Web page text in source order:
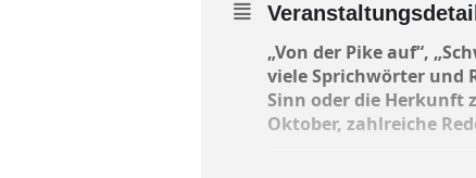
„Von der Pike auf“,
viele Sprichwörter und
Sinn oder die Herkunft
Oktober, zahlreiche